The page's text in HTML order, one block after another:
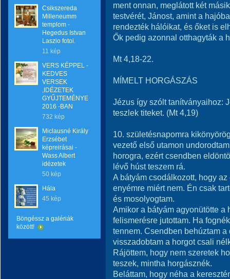
Csikszereda
Milleneumm
templom -
Hegedus Istvan
Laszlo fotoi.
11 kép
VERS KÉPPEL -
KEDVES
VERSEK
,IDÉZETEK
GYŰJTEMÉNYE
2016 -BAN
732 kép
Miclausné Király
Erzsébet
képreirásai -
Wass Albert
idézetek
50 kép
Hála
45 kép
Böngéssz a galériák
között!
ment onnan, meglátott két
testvérét, Jánost, amint a
rendezték hálóikat, és őket is
Ők pedig azonnal otthagyták a
Mt 4,18-22.
MÍMELT HORGÁSZÁS
Jézus így szólt tanítványaihoz:
teszlek titeket. (Mt 4,19)
10. születésnapomra
vezető első utamon
horogra, ezért csendben
lévő húst teszem rá.
A bátyám csodálkozott, hogy
enyémre miért nem. Én csak
és mosolyogtam.
Amikor a bátyám agyonütötte a
felismerésre jutottam. Ha
tennem. Csendben behúztam
visszadobtam a horgot csali
Rájöttem, hogy nem szeretek
teszek, mintha horgásznék.
Beláttam, hogy néha a